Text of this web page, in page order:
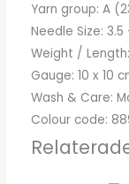
Yarn group: A
Needle Size:
Weight /
Gauge: 10 x 10
Wash & Care:
Colour code: